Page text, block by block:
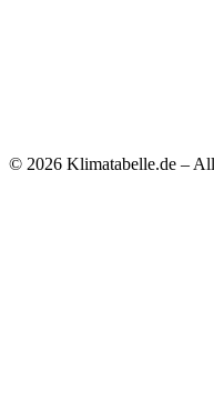
© 2026 Klimatabelle.de –